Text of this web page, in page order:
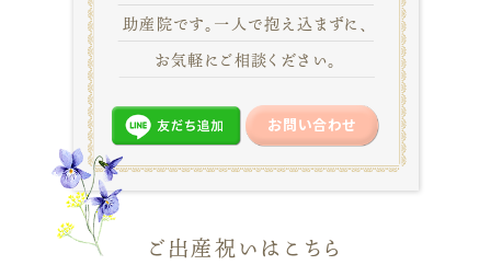
助産院です。一人で抱え込まずに、
お気軽にご相談ください。
お問い合わせ
ご出産祝いはこちら